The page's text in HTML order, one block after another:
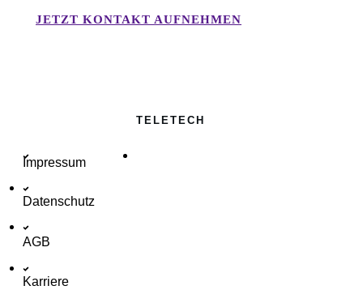
JETZT KONTAKT AUFNEHMEN
TELETECH
Impressum
Datenschutz
AGB
Karriere